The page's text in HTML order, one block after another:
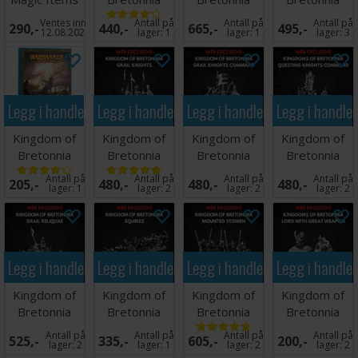
Reference
Card Pack
290,-Ventes inn
12.08.2026
Battle
Standard on
440,- Antall på
lager:1
Battle
Pilgrims
665,- Antall på
lager:1
Pegasus
Knights
495,- Antall på
lager:3
Legg i handlekurven
Kingdom of
Bretonnia
Arcane Journal
205,- Antall på
lager:1
Legg i handlekurven
Kingdom of
Bretonnia
Grail Knights
480,- Antall på
lager:2
Legg i handlekurven
Kingdom of
Bretonnia
Grail Knights
Comma
480,- Antall på
lager:2
Legg i
Kingdom of
Bretonnia
Questing
Command
480,- Antall på
lager:2
Legg i handlekurven
Kingdom of
Bretonnia
Grail Reliquae
525,- Antall på
lager:2
Legg i handlekurven
Kingdom of
Bretonnia
Squires
335,- Antall på
lager:1
Legg i handlekurven
Kingdom of
Bretonnia
Mounted
Yeomen
605,- Antall på
lager:2
Legg i
Kingdom of
Bretonnia
Lord Great
Weapon
200,- Antall på
lager:2